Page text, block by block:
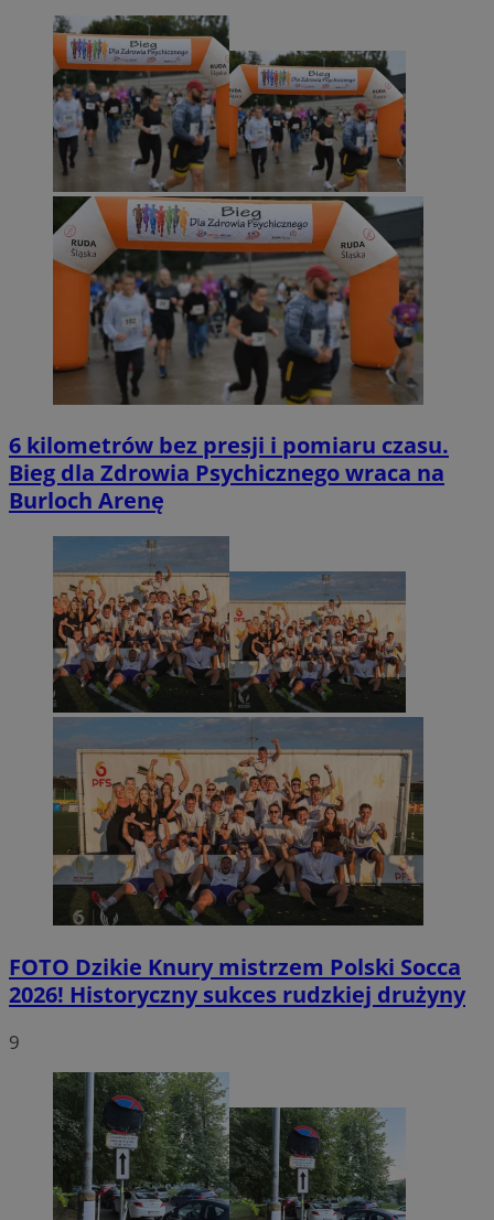
6 kilometrów bez presji i pomiaru czasu.
Bieg dla Zdrowia Psychicznego wraca na
Burloch Arenę
FOTO Dzikie Knury mistrzem Polski Socca
2026! Historyczny sukces rudzkiej drużyny
9